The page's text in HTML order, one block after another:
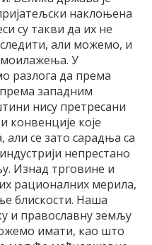
наклоњена
су такви да их не
али можемо, и
У
разлога да према
западним
нису претресани
конвенције које
али се зато сарадња са
непрестано
Изнад трговине и
рационалних мерила,
блискости. Наша
и православну земљу
имати, као што